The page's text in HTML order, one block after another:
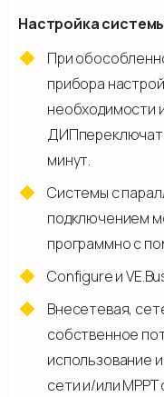
Настройка
При
прибора
необходимости
минут.
Системы с
подключением
программно с
Configure и
Внесетевая,
собственное
использование
сети и/или МРРТ